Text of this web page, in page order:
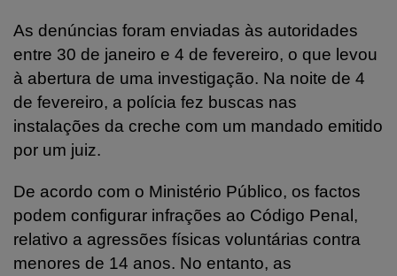
As denúncias foram enviadas às autoridades
entre 30 de janeiro e 4 de fevereiro, o que levou
à abertura de uma investigação. Na noite de 4
de fevereiro, a polícia fez buscas nas
instalações da creche com um mandado emitido
por um juiz.
De acordo com o Ministério Público, os factos
podem configurar infrações ao Código Penal,
relativo a agressões físicas voluntárias contra
menores de 14 anos. No entanto, as